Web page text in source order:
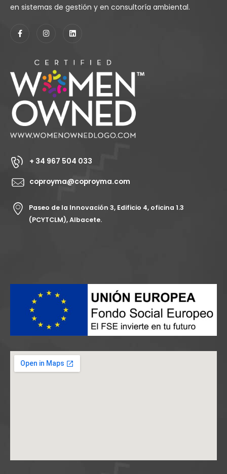
en sistemas de gestión y en consultoría ambiental.
+ 34 967 504 033
coproyma@coproyma.com
Paseo de la Innovación 3, Edificio 4, oficina 1.3
(PCYTCLM), Albacete.